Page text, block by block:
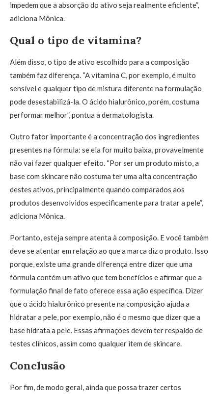
impedem que a absorção do ativo seja realmente eficiente”,
adiciona Mônica.
Qual o tipo de vitamina?
Além disso, o tipo de ativo escolhido para a composição
também faz diferença. “A vitamina C, por exemplo, é muito
sensível e qualquer tipo de mistura diferente na formulação
pode desestabilizá-la. O ácido hialurônico, porém, costuma
performar melhor”, pontua a dermatologista.
Outro fator importante é a concentração dos ingredientes
presentes na fórmula: se ela for muito baixa, provavelmente
não vai fazer qualquer efeito. “Por ser um produto misto, a
base com skincare não costuma ter uma alta concentração
destes ativos, principalmente quando comparados aos
produtos desenvolvidos especificamente para tratar a pele”,
adiciona Mônica.
Portanto, esteja sempre atenta à composição. E você também
deve se atentar em relação ao que a marca diz o produto. Isso
porque, existe uma grande diferença entre dizer que uma
fórmula contém um ativo que tem benefícios e afirmar que a
formulação final de fato oferece essa ação específica. Dizer
que o ácido hialurônico presente na composição ajuda a
hidratar a pele, por exemplo, não é o mesmo que dizer que a
base hidrata a pele. Essas afirmações devem ter respaldo de
testes clínicos, assim como qualquer item de skincare.
Conclusão
Por fim, de modo geral, ainda que possa trazer certos